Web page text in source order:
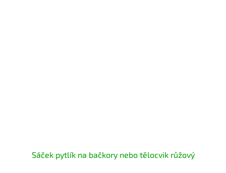
Sáček pytlík na bačkory nebo tělocvik růžový